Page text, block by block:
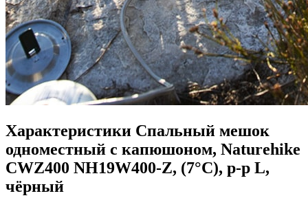
Характеристики Спальный мешок
одноместный с капюшоном, Naturehike
CWZ400 NH19W400-Z, (7°C), p-р L,
чёрный